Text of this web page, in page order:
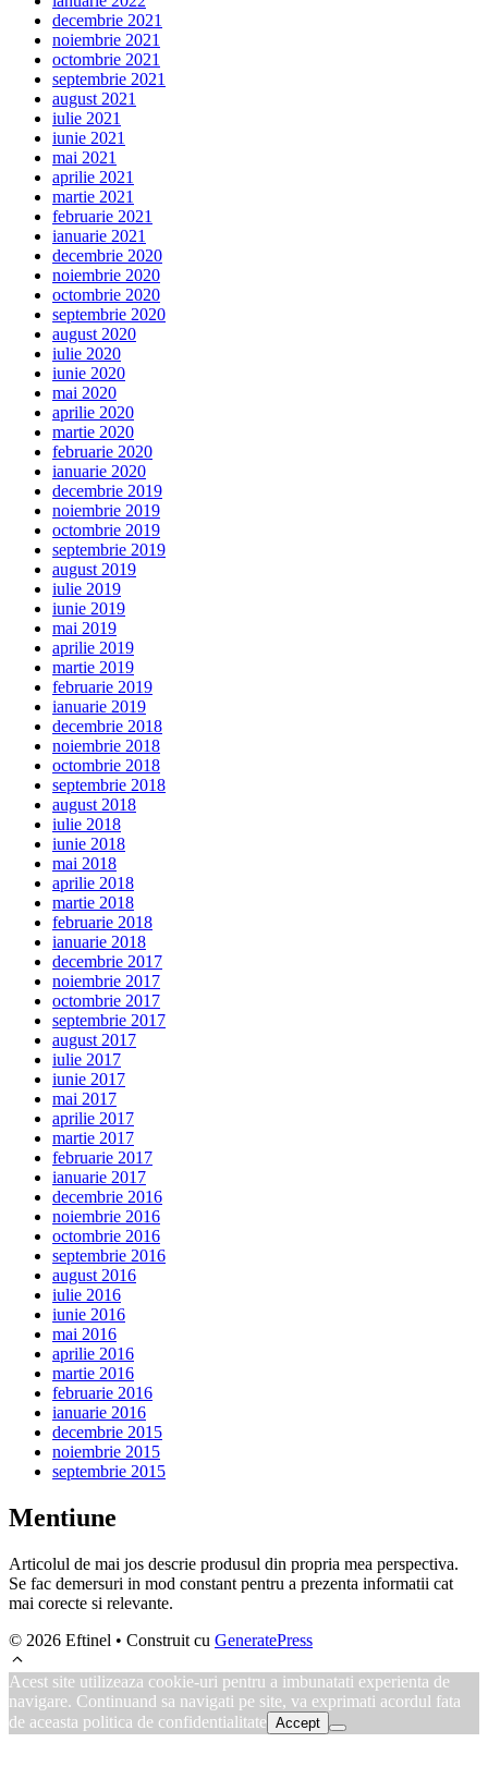
decembrie 2021
noiembrie 2021
octombrie 2021
septembrie 2021
august 2021
iulie 2021
iunie 2021
mai 2021
aprilie 2021
martie 2021
februarie 2021
ianuarie 2021
decembrie 2020
noiembrie 2020
octombrie 2020
septembrie 2020
august 2020
iulie 2020
iunie 2020
mai 2020
aprilie 2020
martie 2020
februarie 2020
ianuarie 2020
decembrie 2019
noiembrie 2019
octombrie 2019
septembrie 2019
august 2019
iulie 2019
iunie 2019
mai 2019
aprilie 2019
martie 2019
februarie 2019
ianuarie 2019
decembrie 2018
noiembrie 2018
octombrie 2018
septembrie 2018
august 2018
iulie 2018
iunie 2018
mai 2018
aprilie 2018
martie 2018
februarie 2018
ianuarie 2018
decembrie 2017
noiembrie 2017
octombrie 2017
septembrie 2017
august 2017
iulie 2017
iunie 2017
mai 2017
aprilie 2017
martie 2017
februarie 2017
ianuarie 2017
decembrie 2016
noiembrie 2016
octombrie 2016
septembrie 2016
august 2016
iulie 2016
iunie 2016
mai 2016
aprilie 2016
martie 2016
februarie 2016
ianuarie 2016
decembrie 2015
noiembrie 2015
septembrie 2015
Mentiune
Articolul de mai jos descrie produsul din propria mea perspectiva.
Se fac demersuri in mod constant pentru a prezenta informatii cat
mai corecte si relevante.
© 2026 Eftinel • Construit cu GeneratePress
Acest site utilizeaza cookie-uri pentru a imbunatati experienta de
navigare. Continuand sa navigati pe site, va exprimati acordul fata
de aceasta politica de confidentialitate Accept